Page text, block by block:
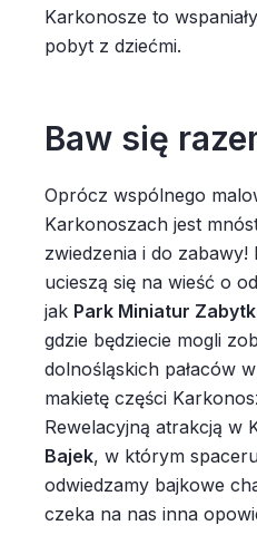
Karkonosze to
pobyt z dziećmi.
Baw się
Oprócz wspólnego
Karkonoszach jest
zwiedzenia i do zabawy!
ucieszą się na wieść o
jak Park Miniatur
gdzie będziecie mogli
dolnośląskich pałaców
makietę części
Rewelacyjną atrakcją w
Bajek, w którym
odwiedzamy bajkowe
czeka na nas inna